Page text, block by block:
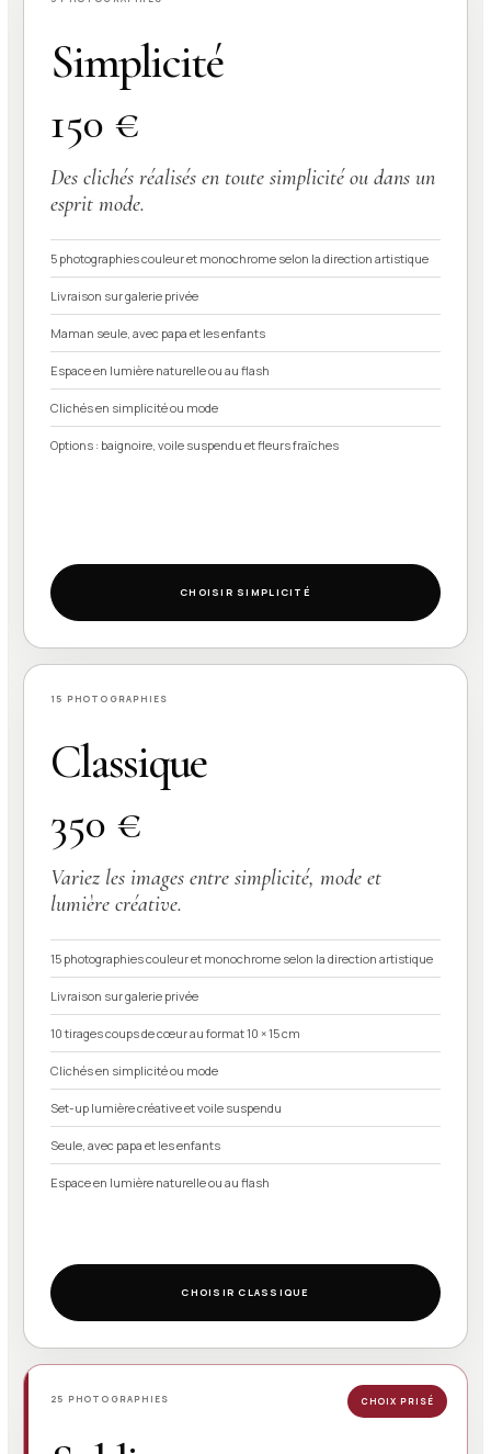
Simplicité
150 €
Des clichés réalisés en toute simplicité ou dans un
esprit mode.
5 photographies couleur et monochrome selon la direction artistique
Livraison sur galerie privée
Maman seule, avec papa et les enfants
Espace en lumière naturelle ou au flash
Clichés en simplicité ou mode
Options : baignoire, voile suspendu et fleurs fraîches
CHOISIR SIMPLICITÉ
15 PHOTOGRAPHIES
Classique
350 €
Variez les images entre simplicité, mode et
lumière créative.
15 photographies couleur et monochrome selon la direction artistique
Livraison sur galerie privée
10 tirages coups de cœur au format 10 × 15 cm
Clichés en simplicité ou mode
Set-up lumière créative et voile suspendu
Seule, avec papa et les enfants
Espace en lumière naturelle ou au flash
CHOISIR CLASSIQUE
CHOIX PRISÉ
25 PHOTOGRAPHIES